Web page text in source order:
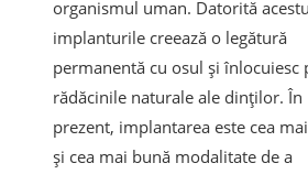
organismul uman. Datorită
implanturile creează o legătură
permanentă cu osul și înlocuiesc
rădăcinile naturale ale dinților. În
prezent, implantarea este cea
și cea mai bună modalitate de a